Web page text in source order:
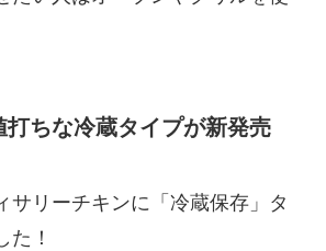
打ちな冷蔵タイプが新発売
サリーチキンに「冷蔵保存」タ
た！